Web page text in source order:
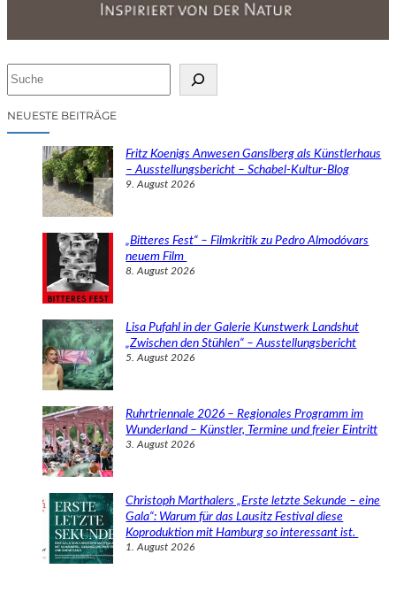
cNEUESTE BEITRÄGE
Fritz Koenigs Anwesen Ganslberg als Künstlerhaus
– Ausstellungsbericht – Schabel-Kultur-Blog
9. August 2026
„Bitteres Fest“ – Filmkritik zu Pedro Almodóvars
neuem Film
8. August 2026
Lisa Pufahl in der Galerie Kunstwerk Landshut
„Zwischen den Stühlen“ – Ausstellungsbericht
5. August 2026
Ruhrtriennale 2026 – Regionales Programm im
Wunderland – Künstler, Termine und freier Eintritt
3. August 2026
Christoph Marthalers „Erste letzte Sekunde – eine
Gala“: Warum für das Lausitz Festival diese
Koproduktion mit Hamburg so interessant ist.
1. August 2026